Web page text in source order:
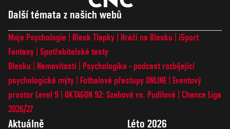
Další témata z našich webů
Moje Psychologie Blesk Tlapky Hráči na Blesku
iSport
Fantasy Spotřebitelské testy
Blesku
Nemovitosti
Psychologika - podcast rozbíjející
psychologické mýty
Fotbalové přestupy ONLINE
Eventový
prostor Level 9 OKTAGON 92: Szabová vs. Pudilová
Chance Liga
2026/27
Aktuálně Léto 2026